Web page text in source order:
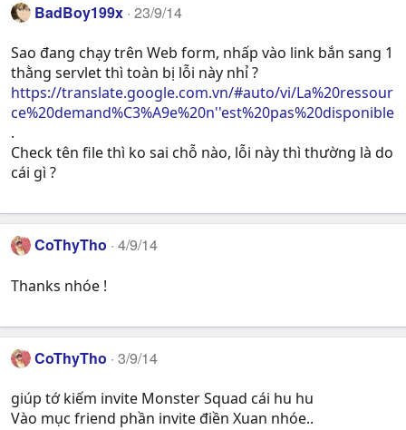
BadBoy199x 23/9/14
Sao đang chạy trên Web form, nhấp vào link bắn sang 1
thằng servlet thì toàn bị lỗi này nhỉ ?
https://translate.google.com.vn/#auto/vi/La%20ressour
ce%20demand%C3%A9e%20n''est%20pas%20disponible
.
Check tên file thì ko sai chỗ nào, lỗi này thì thường là do
cái gì ?
CoThyTho 4/9/14
Thanks nhóe !
CoThyTho 3/9/14
giúp tớ kiếm invite Monster Squad cái hu hu
Vào mục friend phần invite điền Xuan nhóe..